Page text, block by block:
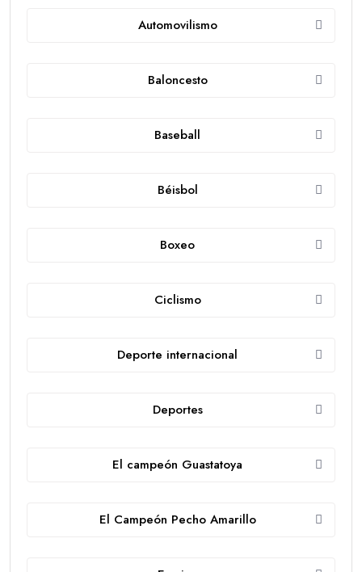
Automovilismo
Baloncesto
Baseball
Béisbol
Boxeo
Ciclismo
Deporte internacional
Deportes
El campeón Guastatoya
El Campeón Pecho Amarillo